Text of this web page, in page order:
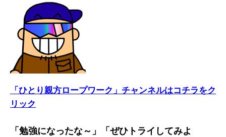
「ひとり親方ロープワーク」チャンネルはコチラをク
リック
「勉強になったな～」「ぜひトライしてみよ